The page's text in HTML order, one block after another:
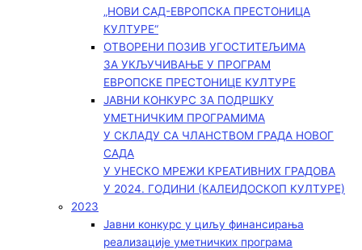
„НОВИ САД-ЕВРОПСКА ПРЕСТОНИЦА
КУЛТУРЕ“
ОТВОРЕНИ ПОЗИВ УГОСТИТЕЉИМА
ЗА УКЉУЧИВАЊЕ У ПРОГРАМ
ЕВРОПСКЕ ПРЕСТОНИЦЕ КУЛТУРЕ
ЈАВНИ КОНКУРС ЗА ПОДРШКУ
УМЕТНИЧКИМ ПРОГРАМИМА
У СКЛАДУ СА ЧЛАНСТВОМ ГРАДА НОВОГ
САДА
У УНЕСКО МРЕЖИ КРЕАТИВНИХ ГРАДОВА
У 2024. ГОДИНИ (КАЛЕИДОСКОП КУЛТУРЕ)
2023
Јавни конкурс у циљу финансирања
реализације уметничких програма